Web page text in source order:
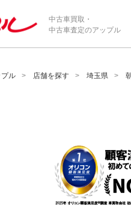
為のCVボタン*/
中古車買取・
中古車査定のアップル
ル 店舗を探す 埼玉県